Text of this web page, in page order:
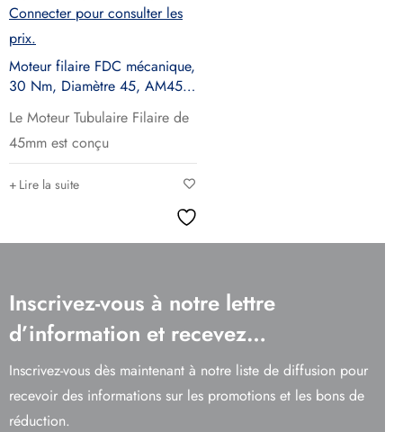
Connecter pour consulter les
prix.
Moteur filaire FDC mécanique,
30 Nm, Diamètre 45, AM45-
Le Moteur Tubulaire Filaire de
45mm est conçu
Lire la suite
Inscrivez-vous à notre lettre
d’information et recevez…
Inscrivez-vous dès maintenant à notre liste de diffusion pour
recevoir des informations sur les promotions et les bons de
réduction.